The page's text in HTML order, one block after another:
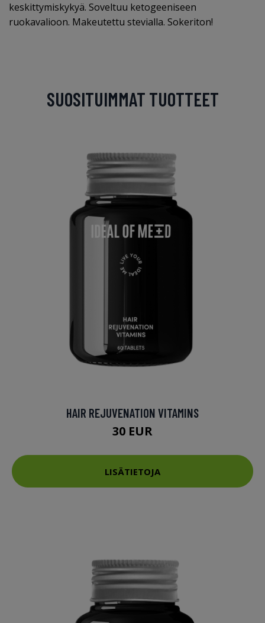
keskittymiskykyä. Soveltuu ketogeeniseen
ruokavalioon. Makeutettu stevialla. Sokeriton!
SUOSITUIMMAT TUOTTEET
HAIR REJUVENATION VITAMINS
30 EUR
LISÄTIETOJA